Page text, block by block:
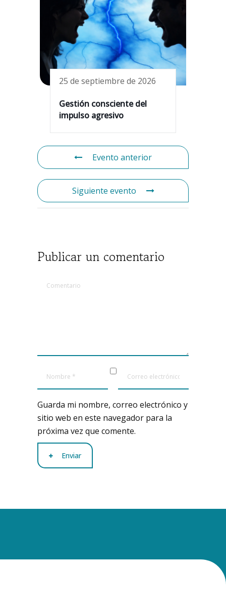
25 de septiembre de 2026
Gestión consciente del
impulso agresivo
Evento anterior
Siguiente evento
Publicar un comentario
Guarda mi nombre, correo electrónico y
sitio web en este navegador para la
próxima vez que comente.
Enviar